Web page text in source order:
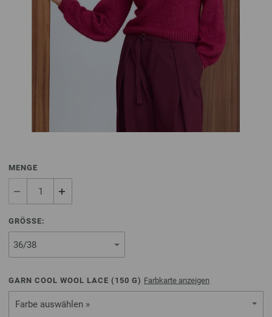
MENGE
GRÖSSE:
GARN COOL WOOL LACE ( 150 G) Farbkarte anzeigen
Farbe auswählen »